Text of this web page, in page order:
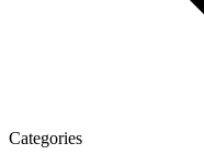
Categories